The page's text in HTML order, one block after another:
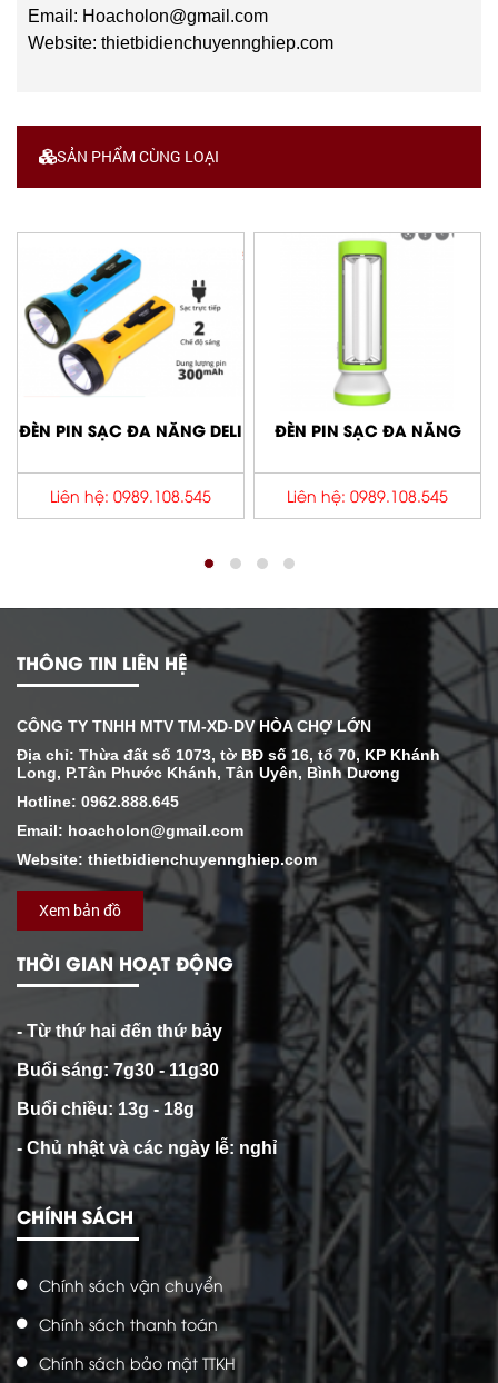
Email: Hoacholon@gmail.com
Website: thietbidienchuyennghiep.com
SẢN PHẨM CÙNG LOẠI
ĐÈN PIN SẠC ĐA NĂNG DELI
Liên hệ: 0989.108.545
ĐÈN PIN SẠC ĐA NĂNG
Liên hệ: 0989.108.545
THÔNG TIN LIÊN HỆ
CÔNG TY TNHH MTV TM-XD-DV HÒA CHỢ LỚN
Địa chỉ: Thừa đất số 1073, tờ BĐ số 16, tổ 70, KP Khánh
Long, P.Tân Phước Khánh, Tân Uyên, Bình Dương
Hotline: 0962.888.645
Email: hoacholon@gmail.com
Website: thietbidienchuyennghiep.com
Xem bản đồ
THỜI GIAN HOẠT ĐỘNG
- Từ thứ hai đến thứ bảy
Buổi sáng: 7g30 - 11g30
Buổi chiều: 13g - 18g
- Chủ nhật và các ngày lễ: nghỉ
CHÍNH SÁCH
Chính sách vận chuyển
Chính sách thanh toán
Chính sách bảo mật TTKH